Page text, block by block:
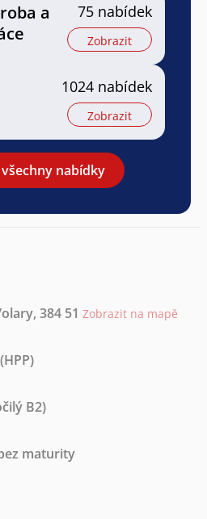
a
75 nabídek
Zobrazit
1024 nabídek
Zobrazit
nabídky
384 51 Zobrazit na mapě
B2)
maturity